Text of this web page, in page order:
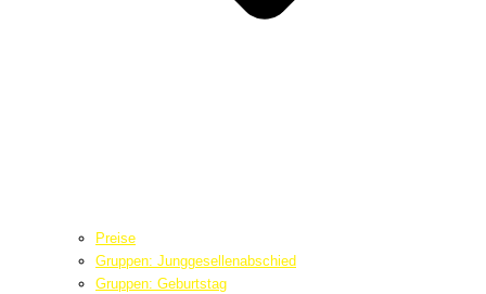
Preise
Gruppen: Junggesellenabschied
Gruppen: Geburtstag